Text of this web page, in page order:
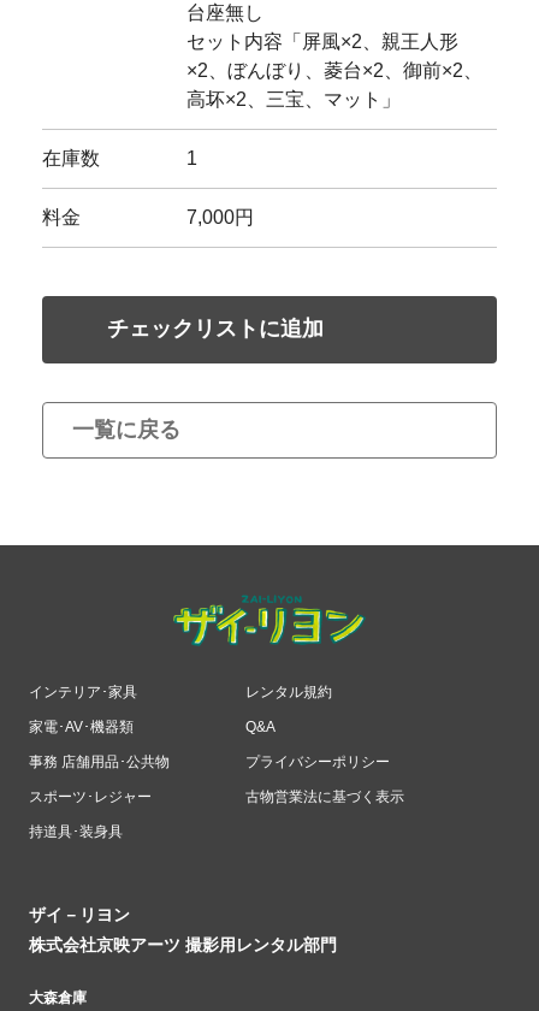
台座無し
セット内容「屏風×2、親王人形
×2、ぼんぼり、菱台×2、御前×2、
高坏×2、三宝、マット」
在庫数 1
料金 7,000円
チェックリストに追加
一覧に戻る
インテリア･家具
家電･AV･機器類
事務 店舗用品･公共物
スポーツ･レジャー
持道具･装身具
レンタル規約
Q&A
プライバシーポリシー
古物営業法に基づく表示
ザイ－リヨン
株式会社京映アーツ 撮影用レンタル部門
大森倉庫